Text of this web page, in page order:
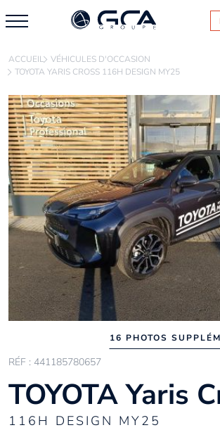
ACCUEIL VÉHICULES D'OCCASION
TOYOTA YARIS CROSS 116H DESIGN MY25
16 PHOTOS
RÉF : 441185780657
TOYOTA Yaris
116H DESIGN MY25